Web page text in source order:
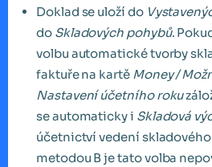
Doklad se uloží do
do Skladových pohybů.
volbu automatické tvorby
faktuře na kartě Money /
Nastavení účetního roku
se automaticky i Skladová
účetnictví vedení
metodou B je tato volba